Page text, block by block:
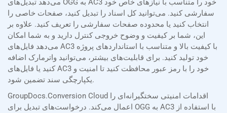
می‌دهد تبدیل‌های OGG به AC3 خود را متناسب با نیازهای خاص خود
سفارشی کنید. می‌توانید کل اسناد را تبدیل کنید، صفحات خاصی را
انتخاب کنید یا محدوده صفحات سفارشی را تعریف کنید. علاوه بر
این، شما بر کیفیت و وضوح خروجی کنترل دارید و به شما امکان
می‌دهد فایل‌های AC3 با کیفیت بالا و متناسب با استانداردهای پروژه
خود تولید کنید. برای قابلیت‌های بیشتر، می‌توانید واترمارک اضافه
کنید یا فایل‌های AC3 خود را با رمز عبور محافظت کنید تا امنیت و
یکپارچگی سند تضمین شود.
GroupDocs.Conversion Cloud اقدامات امنیتی سختگیرانه‌ای را
اعمال می‌کند. درخواست‌های تبدیل برای OGG به AC3 با استفاده از